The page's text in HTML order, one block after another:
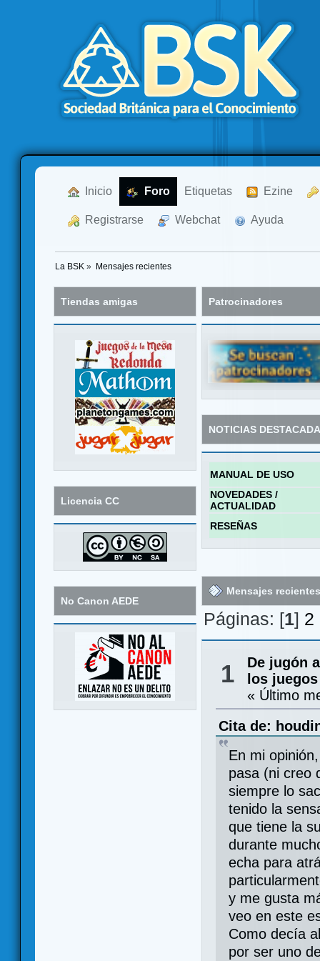
Inicio Foro Etiquetas Ezine
Registrarse Webchat Ayuda
La BSK » Mensajes recientes
Tiendas amigas
Licencia CC
No Canon AEDE
Patrocinadores
NOTICIAS
MANUAL DE USO
NOVEDADES /
ACTUALIDAD
RESEÑAS
Mensajes recientes
Páginas: [1] 2
1
De jugón
los
« Último
Cita de:
En mi
pasa (ni creo
siempre lo
tenido la
que tiene la
durante
echa para
y me gusta
veo en este
Como decía
por ser uno